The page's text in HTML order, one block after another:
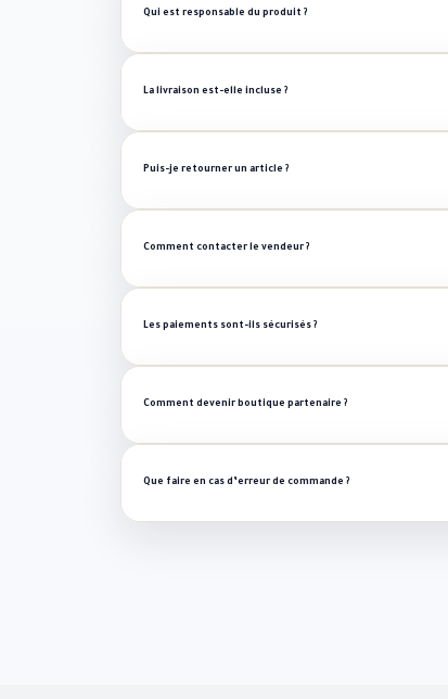
Qui est responsable du produit ?
La livraison est-elle incluse ?
Puis-je retourner un article ?
Comment contacter le vendeur ?
Les paiements sont-ils sécurisés ?
Comment devenir boutique partenaire ?
Que faire en cas d’erreur de commande ?